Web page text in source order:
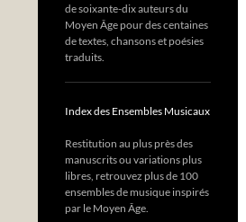
de soixante-dix auteurs du
Moyen Âge pour des centaines
de textes, chansons et poésies
traduits.
Index des Ensembles Musicaux
Restitution au plus près des
manuscrits ou variations plus
libres, retrouvez plus de 100
ensembles de musique inspirés
par le Moyen Âge.